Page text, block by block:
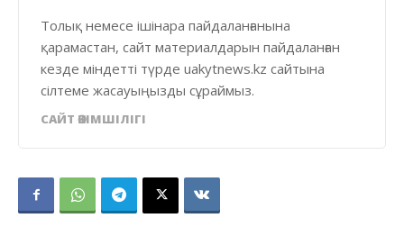
Толық немесе ішінара пайдаланғанына
қарамастан, сайт материалдарын пайдаланған
кезде міндетті түрде uakytnews.kz сайтына
сілтеме жасауыңызды сұраймыз.
САЙТ ӘКІМШІЛІГІ